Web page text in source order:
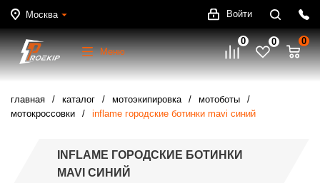
Москва Войти
Меню
0 0 0
главная каталог мотоэкипировка
мотоботы
мотокроссовки
inflame городские ботинки mavi синий
INFLAME ГОРОДСКИЕ БОТИНКИ
MAVI СИНИЙ